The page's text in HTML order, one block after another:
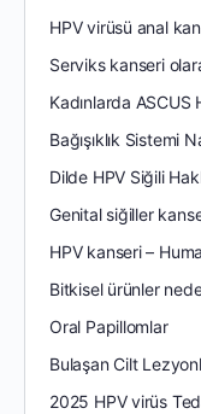
HPV virüsü anal
Serviks kanseri
Kadınlarda ASCUS
Bağışıklık Sistemi
Dilde HPV Siğili
Genital siğiller
HPV kanseri –
Bitkisel ürünler
Oral Papillomlar
Bulaşan Cilt
2025 HPV virüs